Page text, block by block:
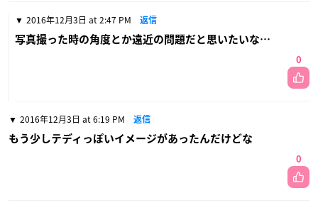
2016年12月3日 at 2:47 PM 返信
写真撮った時の角度とか遠近の問題だと思いたいな…
0
2016年12月3日 at 6:19 PM 返信
もう少しテディっぽいイメージがあったんだけどな
0